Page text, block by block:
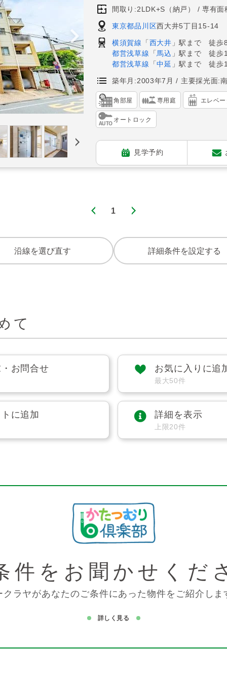
間取り:2LDK+S（納戸） 専有面
東京都品川区西大井5丁目15-14
横須賀線 「 西大井 」駅まで 徒歩
都営浅草線 「 馬込 」駅まで 徒歩
都営浅草線 「中延 」駅まで 徒歩
築年月:2003年7月 主要採光面:
角部屋 専用庭 エレベ
オートロック
見学予約
1
沿線を選び直す 詳細条件を設定する
て
お問合せ お気に入りに追
最大50件
に追加 詳細を表示
上限20件
件を お聞かせくだ
クラヤがあなたのご条件にあった物件をご紹介しま
詳しく見る